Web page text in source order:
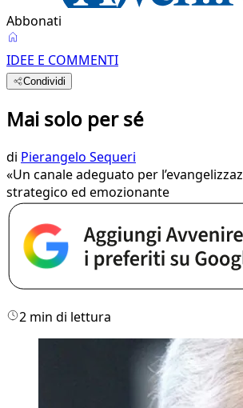
Abbonati
IDEE E COMMENTI
Condividi
Mai solo per sé
di Pierangelo Sequeri
«Un canale adeguato per
strategico ed emozionante
2 min di lettura